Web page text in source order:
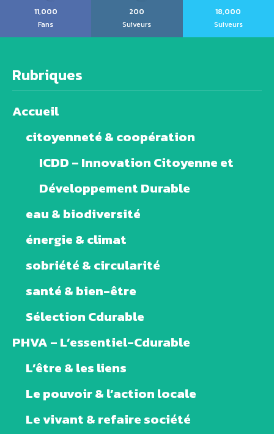
11,000
Fans
200
Suiveurs
18,000
Suiveurs
Rubriques
Accueil
citoyenneté & coopération
ICDD – Innovation Citoyenne et
Développement Durable
eau & biodiversité
énergie & climat
sobriété & circularité
santé & bien-être
Sélection Cdurable
PHVA – L’essentiel-Cdurable
L’être & les liens
Le pouvoir & l’action locale
Le vivant & refaire société